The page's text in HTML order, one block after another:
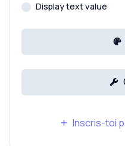
Display text value
Inscris-toi